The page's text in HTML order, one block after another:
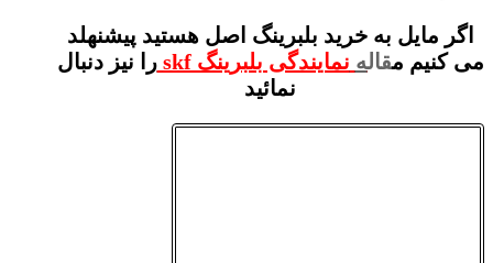
اگر مایل به خرید بلبرینگ اصل هستید پیشنهلد
می کنیم مقاله نمایندگی بلبرینگ skf
را نیز دنبال
نمائید